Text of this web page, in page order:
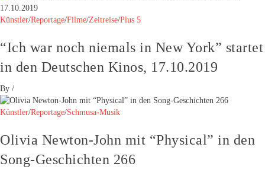
Künstler/Reportage/Filme/Zeitreise/Plus 5
“Ich war noch niemals in New York” startet
in den Deutschen Kinos, 17.10.2019
By /
Künstler/Reportage/Schmusa-Musik
Olivia Newton-John mit “Physical” in den
Song-Geschichten 266